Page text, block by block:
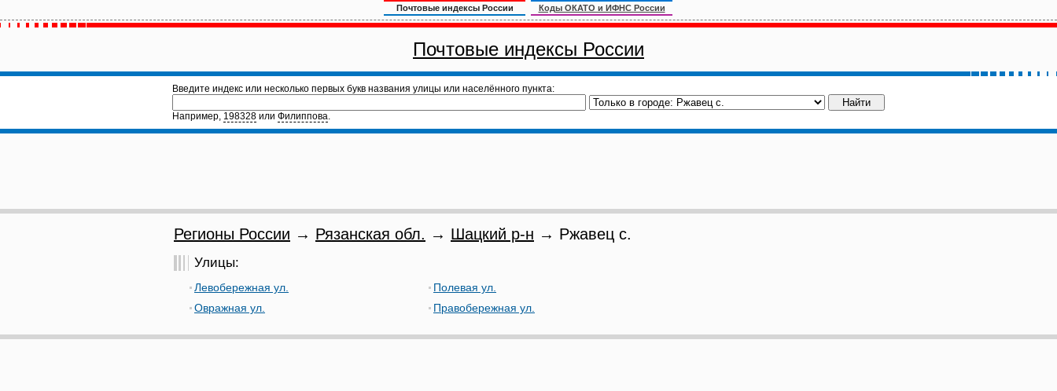
Почтовые индексы России Коды ОКАТО и ИФНС России
Почтовые индексы России
Введите индекс или несколько первых букв названия улицы или населённого пункта:
Например, 198328 или Филиппова.
Регионы России → Рязанская обл. → Шацкий р-н → Ржавец с.
Улицы:
Левобережная ул.
Овражная ул.
Полевая ул.
Правобережная ул.